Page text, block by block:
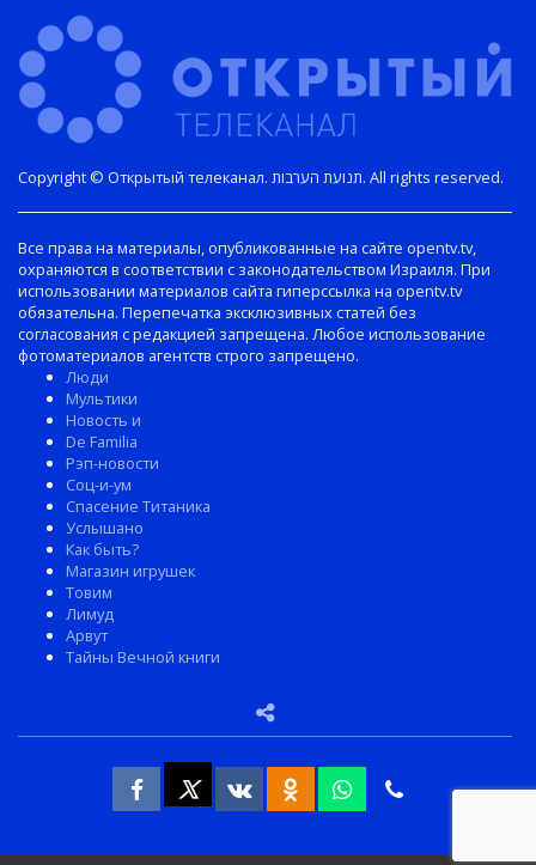
Copyright © Открытый телеканал. תנועת הערבות. All rights reserved.
Все права на материалы, опубликованные на сайте opentv.tv,
охраняются в соответствии с законодательством Израиля. При
использовании материалов сайта гиперссылка на opentv.tv
обязательна. Перепечатка эксклюзивных статей без
согласования с редакцией запрещена. Любое использование
фотоматериалов агентств строго запрещено.
Люди
Мультики
Новость и
De Familia
Рэп-новости
Соц-и-ум
Спасение Титаника
Услышано
Как быть?
Магазин игрушек
Товим
Лимуд
Арвут
Тайны Вечной книги